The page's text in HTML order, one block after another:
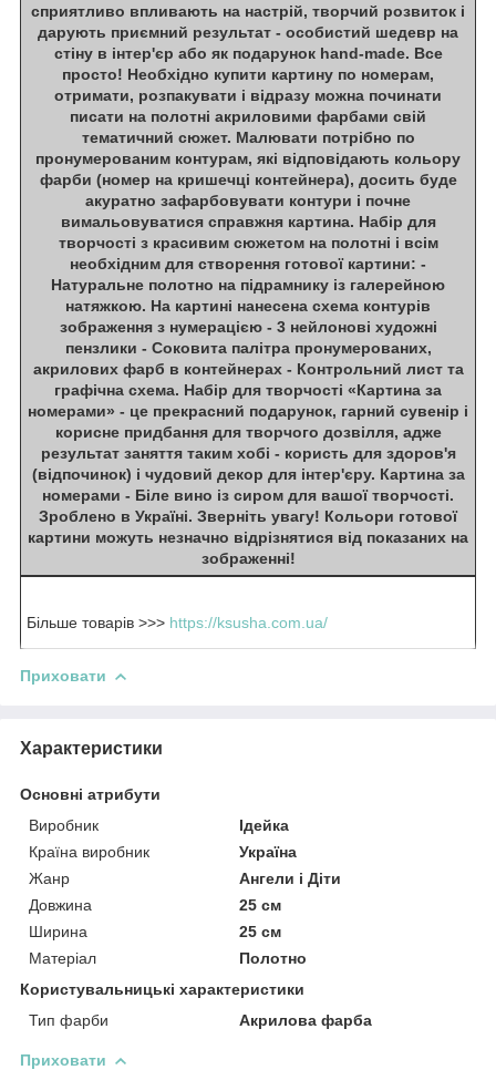
сприятливо впливають на настрій, творчий розвиток і
дарують приємний результат - особистий шедевр на
стіну в інтер'єр або як подарунок hand-made. Все
просто! Необхідно купити картину по номерам,
отримати, розпакувати і відразу можна починати
писати на полотні акриловими фарбами свій
тематичний сюжет. Малювати потрібно по
пронумерованим контурам, які відповідають кольору
фарби (номер на кришечці контейнера), досить буде
акуратно зафарбовувати контури і почне
вимальовуватися справжня картина. Набір для
творчості з красивим сюжетом на полотні і всім
необхідним для створення готової картини: -
Натуральне полотно на підрамнику із галерейною
натяжкою. На картині нанесена схема контурів
зображення з нумерацією - 3 нейлонові художні
пензлики - Соковита палітра пронумерованих,
акрилових фарб в контейнерах - Контрольний лист та
графічна схема. Набір для творчості «Картина за
номерами» - це прекрасний подарунок, гарний сувенір і
корисне придбання для творчого дозвілля, адже
результат заняття таким хобі - користь для здоров'я
(відпочинок) і чудовий декор для інтер'єру. Картина за
номерами - Біле вино із сиром для вашої творчості.
Зроблено в Україні. Зверніть увагу! Кольори готової
картини можуть незначно відрізнятися від показаних на
зображенні!
Більше товарів >>> https://ksusha.com.ua/
Приховати
Характеристики
Основні атрибути
Виробник
Ідейка
Країна виробник
Україна
Жанр
Ангели і Діти
Довжина
25 см
Ширина
25 см
Матеріал
Полотно
Користувальницькі характеристики
Тип фарби
Акрилова фарба
Приховати